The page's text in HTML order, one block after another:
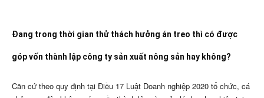
Đang trong thời gian thử thách hưởng án treo thì có được
góp vốn thành lập công ty sản xuất nông sản hay không?
Căn cứ theo quy định tại Điều 17 Luật Doanh nghiệp 2020 tổ chức, cá